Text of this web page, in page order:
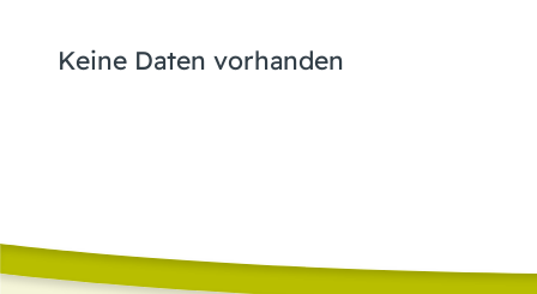
Keine Daten vorhanden